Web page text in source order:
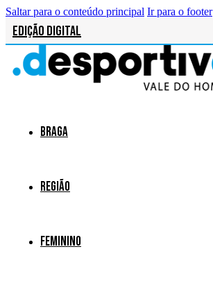
Saltar para o conteúdo principal Ir para o footer
Edição Digital
Braga
Região
Feminino